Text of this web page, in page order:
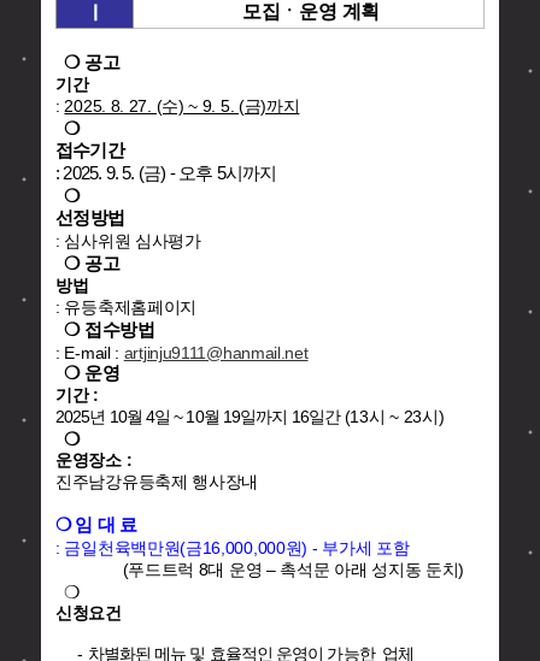
모집ㆍ운영 계획
❍ 공고
기간
: 2025. 8. 27. (수) ~ 9. 5. (금)까지
❍
접수기간
: 2025. 9. 5. (금) - 오후 5시까지
❍
선정방법
: 심사위원 심사평가
❍ 공고
방법
: 유등축제홈페이지
❍ 접수방법
: E-mail : artjinju9111@hanmail.net
❍ 운영
기간 :
2025년 10월 4일 ~ 10월 19일까지 16일간(13시 ~ 23시)
❍
운영장소 :
진주남강유등축제 행사장내
❍ 임 대 료
: 금일천육백만원(금16,000,000원) - 부가세 포함
(푸드트럭 8대 운영 – 촉석문 아래 성지동 둔치)
❍
신청요건
- 차별화된 메뉴 및 효율적인 운영이 가능한 업체